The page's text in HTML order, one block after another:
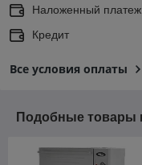
Наложенный платеж
Кредит
Все условия оплаты
Подобные товары